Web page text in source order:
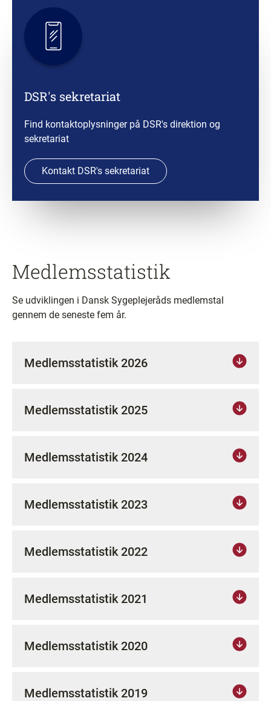
DSR's sekretariat
Find kontaktoplysninger på DSR's direktion og
sekretariat
Kontakt DSR's sekretariat
Medlemsstatistik
Se udviklingen i Dansk Sygeplejeråds medlemstal
gennem de seneste fem år.
Medlemsstatistik 2026
Medlemsstatistik 2025
Medlemsstatistik 2024
Medlemsstatistik 2023
Medlemsstatistik 2022
Medlemsstatistik 2021
Medlemsstatistik 2020
Medlemsstatistik 2019